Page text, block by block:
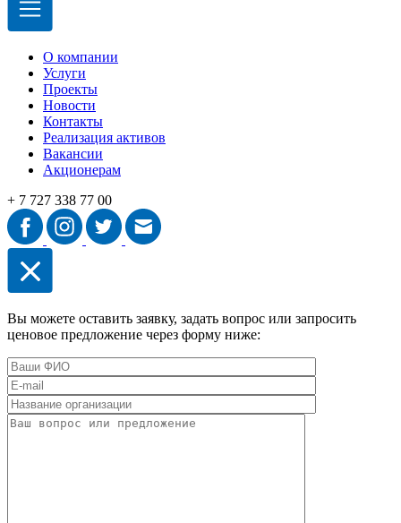
О компании
Услуги
Проекты
Новости
Контакты
Реализация активов
Вакансии
Акционерам
+ 7 727 338 77 00
Вы можете оставить заявку, задать вопрос или запросить
ценовое предложение через форму ниже: